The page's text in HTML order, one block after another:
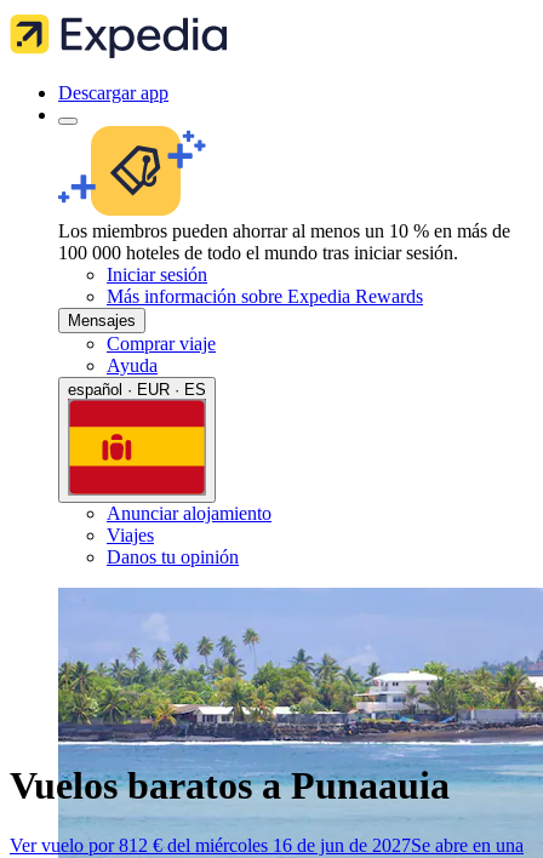
Descargar app
Los miembros pueden ahorrar al menos un 10 % en más de
100 000 hoteles de todo el mundo tras iniciar sesión.
Iniciar sesión
Más información sobre Expedia Rewards
Mensajes
Comprar viaje
Ayuda
español · EUR · ES
Anunciar alojamiento
Viajes
Danos tu opinión
Vuelos baratos a Punaauia
Ver vuelo por 812 € del miércoles 16 de jun de 2027Se abre en una